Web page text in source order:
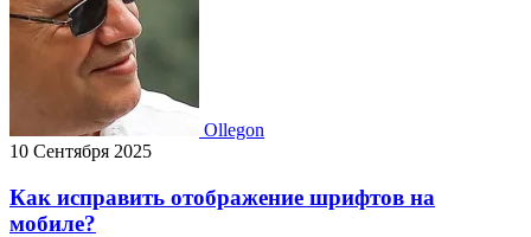
Ollegon
10 Сентября 2025
Как исправить отображение шрифтов на
мобиле?